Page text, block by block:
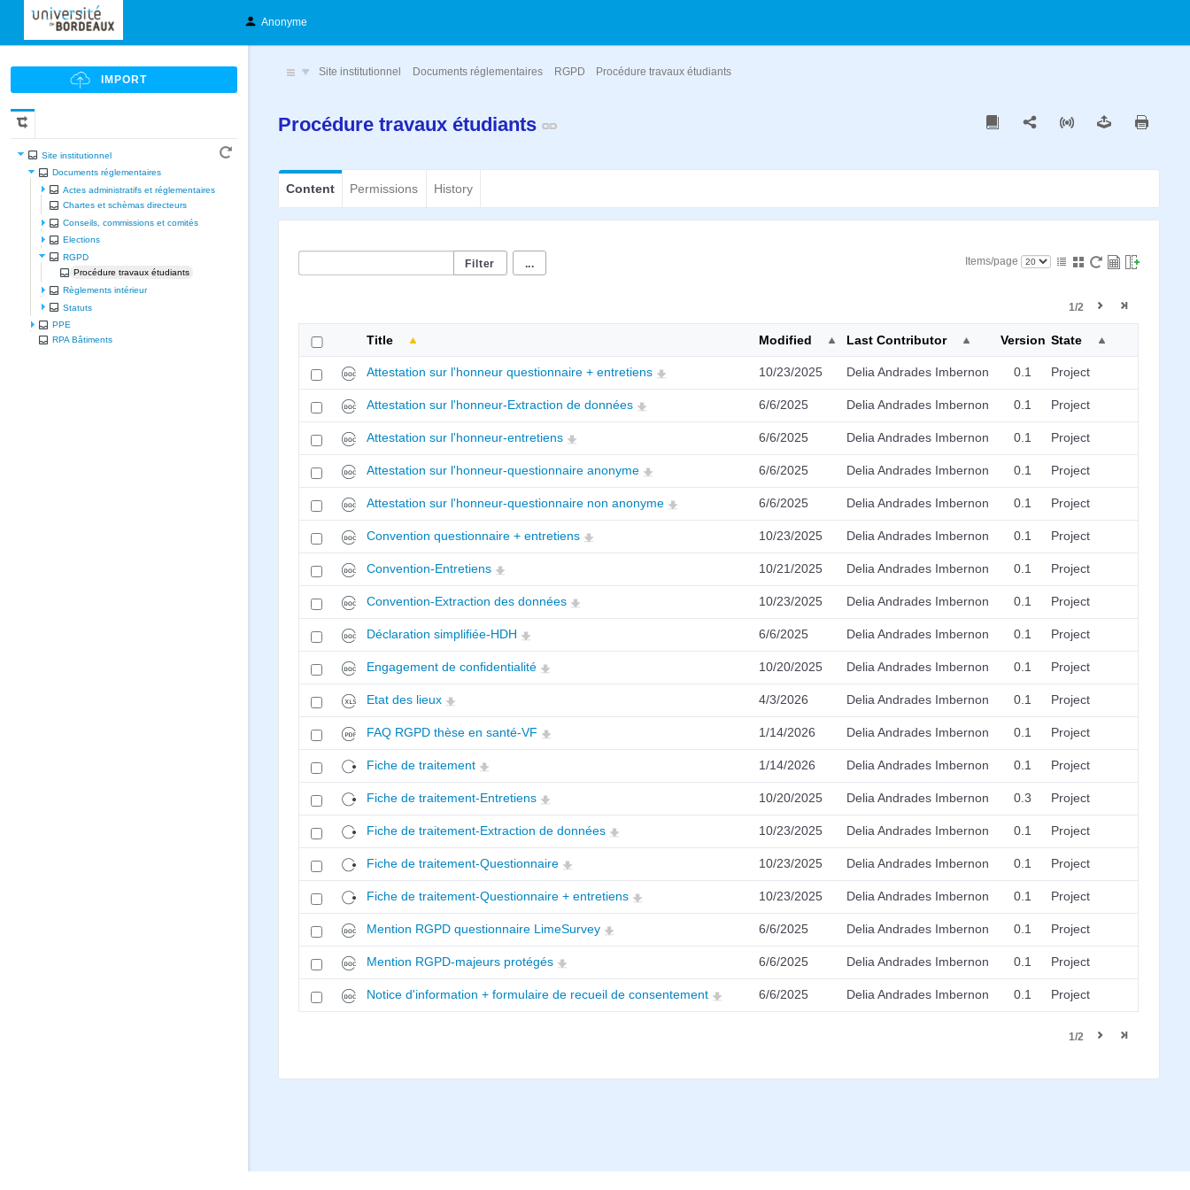
Anonyme
Site institutionnel
Documents réglementaires
Actes administratifs et réglementaires
Chartes et schèmas directeurs
Conseils, commissions et comités
Elections
RGPD
Procédure travaux étudiants
Règlements intérieur
Statuts
PPE
RPA Bâtiments
Site institutionnel Documents réglementaires RGPD Procédure travaux étudiants
Procédure travaux étudiants
Content Permissions History
... Items/page
1/2
Title Modified Last Contributor Version State
Attestation sur l'honneur questionnaire + entretiens 10/23/2025 Delia Andrades Imbernon 0.1 Project
Attestation sur l'honneur-Extraction de données 6/6/2025 Delia Andrades Imbernon 0.1 Project
Attestation sur l'honneur-entretiens 6/6/2025 Delia Andrades Imbernon 0.1 Project
Attestation sur l'honneur-questionnaire anonyme 6/6/2025 Delia Andrades Imbernon 0.1 Project
Attestation sur l'honneur-questionnaire non anonyme 6/6/2025 Delia Andrades Imbernon 0.1 Project
Convention questionnaire + entretiens 10/23/2025 Delia Andrades Imbernon 0.1 Project
Convention-Entretiens 10/21/2025 Delia Andrades Imbernon 0.1 Project
Convention-Extraction des données 10/23/2025 Delia Andrades Imbernon 0.1 Project
Déclaration simplifiée-HDH 6/6/2025 Delia Andrades Imbernon 0.1 Project
Engagement de confidentialité 10/20/2025 Delia Andrades Imbernon 0.1 Project
Etat des lieux 4/3/2026 Delia Andrades Imbernon 0.1 Project
FAQ RGPD thèse en santé-VF 1/14/2026 Delia Andrades Imbernon 0.1 Project
Fiche de traitement 1/14/2026 Delia Andrades Imbernon 0.1 Project
Fiche de traitement-Entretiens 10/20/2025 Delia Andrades Imbernon 0.3 Project
Fiche de traitement-Extraction de données 10/23/2025 Delia Andrades Imbernon 0.1 Project
Fiche de traitement-Questionnaire 10/23/2025 Delia Andrades Imbernon 0.1 Project
Fiche de traitement-Questionnaire + entretiens 10/23/2025 Delia Andrades Imbernon 0.1 Project
Mention RGPD questionnaire LimeSurvey 6/6/2025 Delia Andrades Imbernon 0.1 Project
Mention RGPD-majeurs protégés 6/6/2025 Delia Andrades Imbernon 0.1 Project
Notice d'information + formulaire de recueil de consentement 6/6/2025 Delia Andrades Imbernon 0.1 Project
1/2